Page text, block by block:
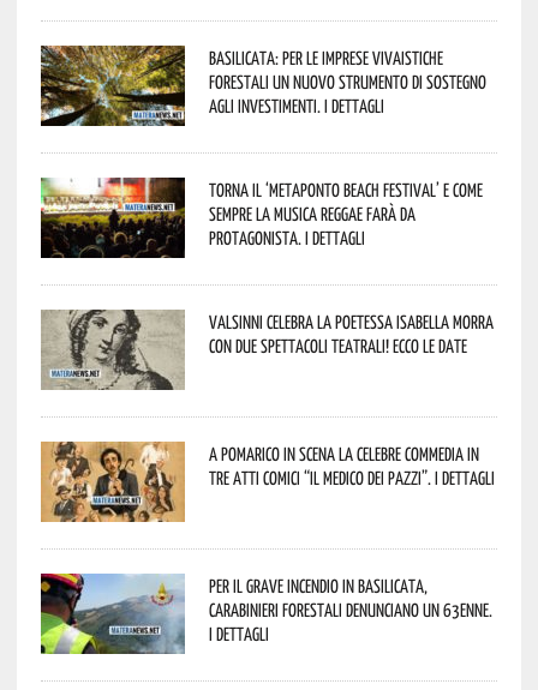
Basilicata: per le imprese vivaistiche
forestali un nuovo strumento di sostegno
agli investimenti. I dettagli
Torna il ‘Metaponto beach festival’ e come
sempre la musica reggae farà da
protagonista. I dettagli
Valsinni celebra la poetessa Isabella Morra
con due spettacoli teatrali! Ecco le date
A Pomarico in scena la celebre commedia in
tre atti comici “Il medico dei pazzi”. I dettagli
Per il grave incendio in Basilicata,
Carabinieri forestali denunciano un 63enne.
I dettagli